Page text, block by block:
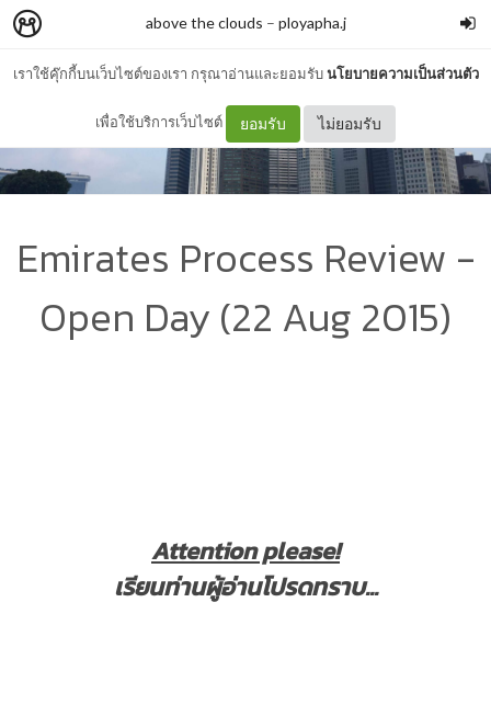
เราใช้คุ๊กกี้บนเว็บไซต์ของเรา กรุณาอ่านและยอมรับนโยบายความเป็นส่วนตัว
เพื่อใช้บริการเว็บไซต์ ยอมรับ ไม่ยอมรับ
above the clouds – ployapha.j
Emirates Process Review -
Open Day (22 Aug 2015)
Attention please!
เรียนท่านผู้อ่านโปรดทราบ...